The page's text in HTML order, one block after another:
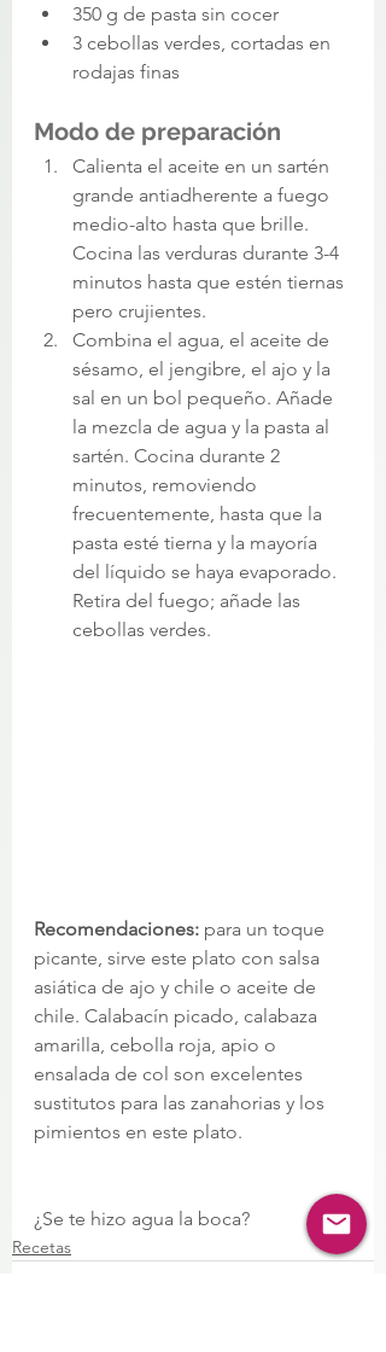
350 g de pasta sin cocer
3 cebollas verdes, cortadas en
rodajas finas
Modo de preparación
Calienta el aceite en un sartén
grande antiadherente a fuego
medio-alto hasta que brille.
Cocina las verduras durante 3-4
minutos hasta que estén tiernas
pero crujientes.
Combina el agua, el aceite de
sésamo, el jengibre, el ajo y la
sal en un bol pequeño. Añade
la mezcla de agua y la pasta al
sartén. Cocina durante 2
minutos, removiendo
frecuentemente, hasta que la
pasta esté tierna y la mayoría
del líquido se haya evaporado.
Retira del fuego; añade las
cebollas verdes.
Recomendaciones: para un toque
picante, sirve este plato con salsa
asiática de ajo y chile o aceite de
chile. Calabacín picado, calabaza
amarilla, cebolla roja, apio o
ensalada de col son excelentes
sustitutos para las zanahorias y los
pimientos en este plato.
¿Se te hizo agua la boca?
Recetas